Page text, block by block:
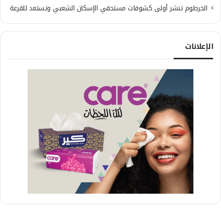
الخرطوم تنشر أولى كشوفات مستحقي الإسكان الشعبي وتستعد للقرعة
الإعلانات